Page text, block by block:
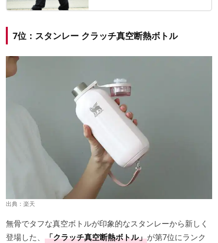
7位：スタンレー クラッチ真空断熱ボトル
出典： 楽天
無骨でタフな真空ボトルが印象的なスタンレーから新しく
登場した、 「クラッチ真空断熱ボトル」が第7位にランク